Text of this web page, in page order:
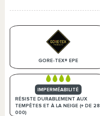
GORE-TEX® EPE
IMPERMÉABILITÉ
RÉSISTE DURABLEMENT AUX
TEMPÊTES ET À LA NEIGE (+ DE 28
000)